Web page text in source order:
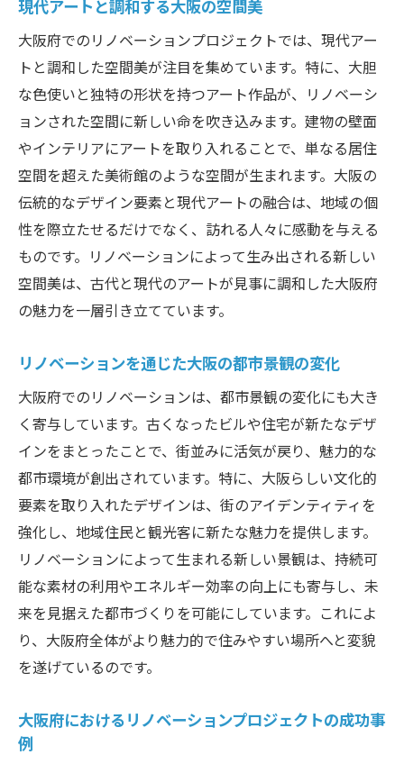
リノベーションで蘇る大阪府の伝統とモダンの
融合
大阪の伝統工芸を活かしたモダンな空間
リノベーションが創り出す新しい大阪の文
化
伝統とモダンの調和が生む大阪の新しい魅
力
リノベーションがもたらす大阪の文化再生
モダンデザインと大阪の歴史の融合
リノベーションで甦る大阪の伝統的な街並
大阪府のリノベーションアートが創り出す持続
可能な未来
持続可能性を考慮した大阪のリノベーショ
ンデザイン
大阪の未来を創るリノベーションアートの
役割
環境に優しい素材を使ったリノベーション
の可能性
大阪の持続可能な都市計画におけるリノベ
ーションの位置付け
大阪で進むエコフレンドリーなリノベーシ
リノベーションが推進する大阪のグリーン
現代アートと調和する大阪の空間美
大阪府でのリノベーションプロジェクトでは、現代アー
トと調和した空間美が注目を集めています。特に、大胆
な色使いと独特の形状を持つアート作品が、リノベーシ
ョンされた空間に新しい命を吹き込みます。建物の壁面
やインテリアにアートを取り入れることで、単なる居住
空間を超えた美術館のような空間が生まれます。大阪の
伝統的なデザイン要素と現代アートの融合は、地域の個
性を際立たせるだけでなく、訪れる人々に感動を与える
ものです。リノベーションによって生み出される新しい
空間美は、古代と現代のアートが見事に調和した大阪府
の魅力を一層引き立てています。
リノベーションを通じた大阪の都市景観の変化
大阪府でのリノベーションは、都市景観の変化にも大き
く寄与しています。古くなったビルや住宅が新たなデザ
インをまとったことで、街並みに活気が戻り、魅力的な
都市環境が創出されています。特に、大阪らしい文化的
要素を取り入れたデザインは、街のアイデンティティを
強化し、地域住民と観光客に新たな魅力を提供します。
リノベーションによって生まれる新しい景観は、持続可
能な素材の利用やエネルギー効率の向上にも寄与し、未
来を見据えた都市づくりを可能にしています。これによ
り、大阪府全体がより魅力的で住みやすい場所へと変貌
を遂げているのです。
大阪府におけるリノベーションプロジェクトの成功事
例